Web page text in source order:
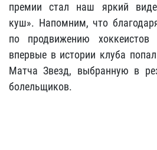
премии стал наш яркий
куш». Напомним, что
по продвижению
впервые в истории клуба
Матча Звезд, выбранную в
болельщиков.